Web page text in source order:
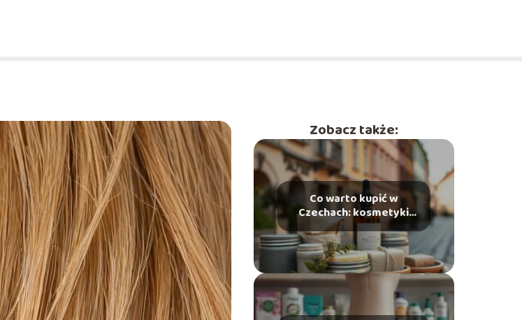
Zobacz także:
Co warto kupić w
Czechach: kosmetyki
warte uwagi?